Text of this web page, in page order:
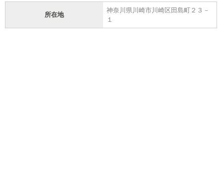
所在地
神奈川県川崎市川崎区田島町２３－
１